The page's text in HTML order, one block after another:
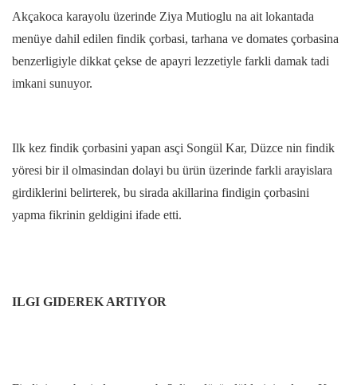
Akçakoca karayolu üzerinde Ziya Mutioglu na ait lokantada
menüye dahil edilen findik çorbasi, tarhana ve domates çorbasina
benzerligiyle dikkat çekse de apayri lezzetiyle farkli damak tadi
imkani sunuyor.
Ilk kez findik çorbasini yapan asçi Songül Kar, Düzce nin findik
yöresi bir il olmasindan dolayi bu ürün üzerinde farkli arayislara
girdiklerini belirterek, bu sirada akillarina findigin çorbasini
yapma fikrinin geldigini ifade etti.
ILGI GIDEREK ARTIYOR